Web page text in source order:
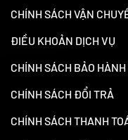
CHÍNH SÁCH VẬN
ĐIỀU KHOẢN DỊCH VỤ
CHÍNH SÁCH BẢO HÀNH
CHÍNH SÁCH ĐỔI TRẢ
CHÍNH SÁCH THANH